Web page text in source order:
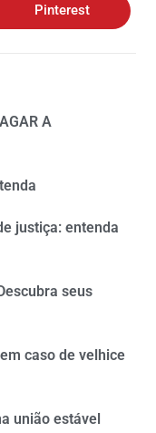
Pinterest
A
justiça: entenda
seus
caso de velhice
união estável